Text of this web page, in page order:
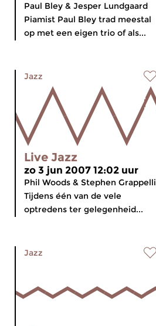
Paul Bley & Jesper Lundgaard
Piamist Paul Bley trad meestal
op met een eigen trio of als...
Jazz
Live Jazz
zo 3 jun 2007 12:02 uur
Phil Woods & Stephen Grappelli
Tijdens één van de vele
optredens ter gelegenheid...
Jazz